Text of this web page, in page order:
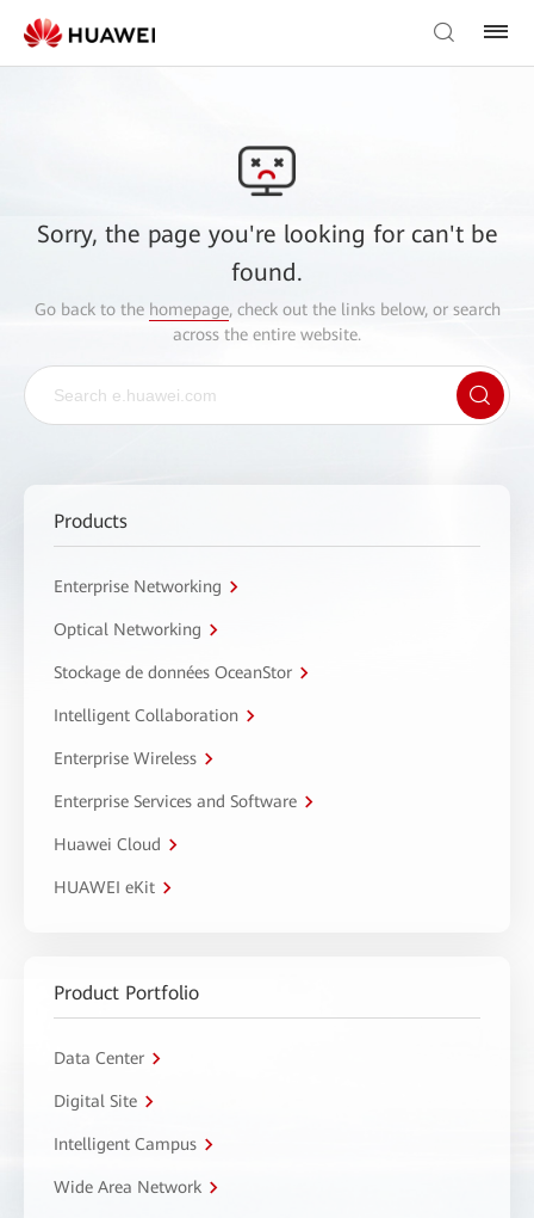
Sorry, the page you're looking for can't be
found.
Go back to the homepage, check out the links below, or search
across the entire website.
Products
Enterprise Networking
Optical Networking
Stockage de données OceanStor
Intelligent Collaboration
Enterprise Wireless
Enterprise Services and Software
Huawei Cloud
HUAWEI eKit
Product Portfolio
Data Center
Digital Site
Intelligent Campus
Wide Area Network